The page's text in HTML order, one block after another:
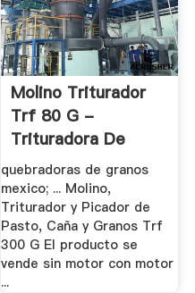
Molino Triturador
Trf 80 G -
Trituradora De
Cono
quebradoras de granos
mexico; ... Molino,
Triturador y Picador de
Pasto, Caña y Granos Trf
300 G El producto se
vende sin motor con motor
...